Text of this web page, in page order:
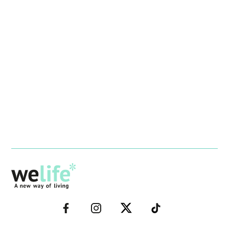
–
FACEBOOK–
–
INSTAGRAM–
–
TWITTER–
–
WELIFE–